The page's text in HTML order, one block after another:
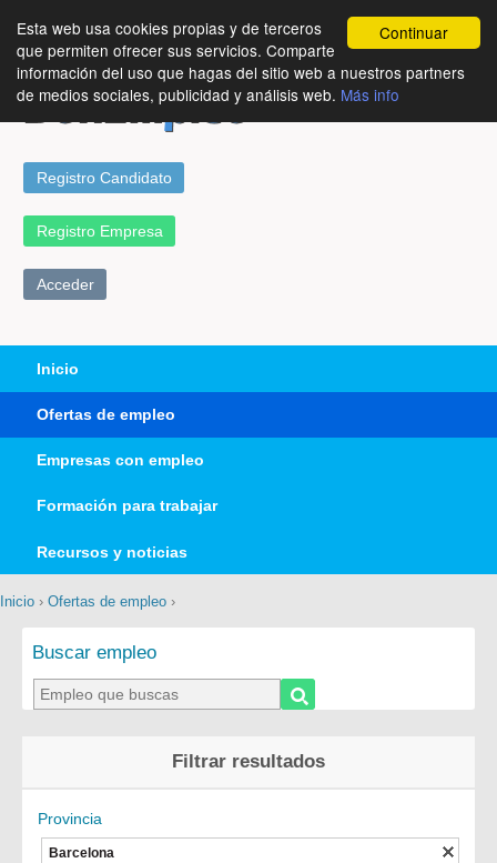
Continuar
Esta web usa cookies propias y de terceros
que permiten ofrecer sus servicios. Comparte
información del uso que hagas del sitio web a nuestros partners
de medios sociales, publicidad y análisis web. Más info
Registro Candidato
Registro Empresa
Acceder
Inicio
Ofertas de empleo
Empresas con empleo
Formación para trabajar
Recursos y noticias
Inicio › Ofertas de empleo ›
Buscar empleo
Filtrar resultados
Provincia
Barcelona